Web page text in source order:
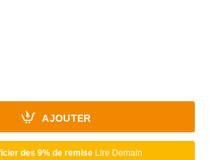
AJOUTER
des 9% de remiseLire Demain